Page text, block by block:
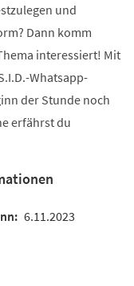
und
Dann komm
interessiert! Mit
Whatsapp-
der Stunde noch
erfährst du
6.11.2023